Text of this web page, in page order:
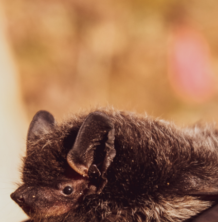
en a de moins en moins).
Tout ce qui la prive de
nourriture
Elle mange des insectes, or leur population
est en déclin à cause des produits utilisés
notamment par l’agriculture intensive et
parce qu'on bétonne à outrance (selon le
Ministère de la Transition Écologique, entre
20 000 et 30 000 hectares chaque année en